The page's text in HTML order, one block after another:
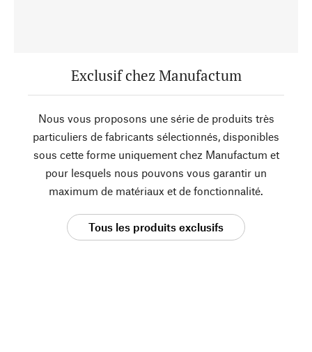
Exclusif chez Manufactum
Nous vous proposons une série de produits très
particuliers de fabricants sélectionnés, disponibles
sous cette forme uniquement chez Manufactum et
pour lesquels nous pouvons vous garantir un
maximum de matériaux et de fonctionnalité.
Tous les produits exclusifs